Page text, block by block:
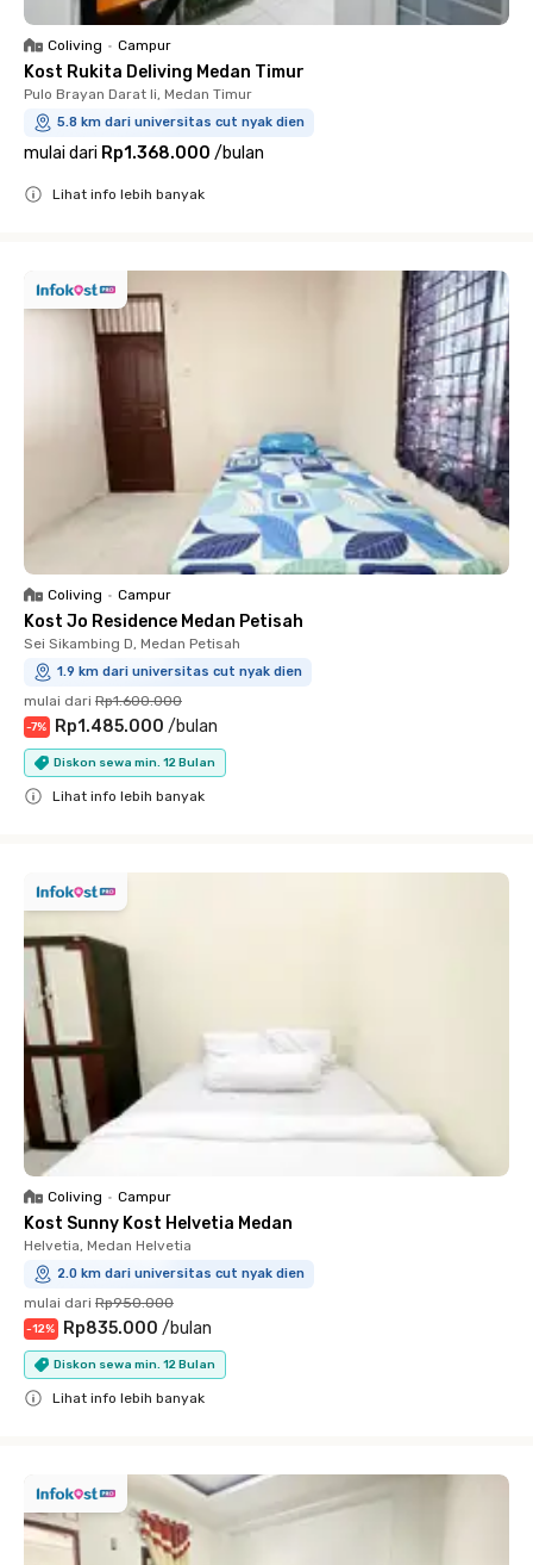
Coliving • Campur
Kost Rukita Deliving Medan Timur
Pulo Brayan Darat Ii, Medan Timur
5.8 km dari universitas cut nyak dien
mulai dari Rp1.368.000 /bulan
Lihat info lebih banyak
Coliving • Campur
Kost Jo Residence Medan Petisah
Sei Sikambing D, Medan Petisah
1.9 km dari universitas cut nyak dien
mulai dari Rp1.600.000
-7% Rp1.485.000 /bulan
Diskon sewa min. 12 Bulan
Lihat info lebih banyak
Coliving • Campur
Kost Sunny Kost Helvetia Medan
Helvetia, Medan Helvetia
2.0 km dari universitas cut nyak dien
mulai dari Rp950.000
-12% Rp835.000 /bulan
Diskon sewa min. 12 Bulan
Lihat info lebih banyak